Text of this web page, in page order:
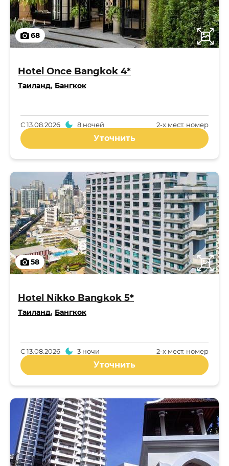
68
Hotel Once Bangkok 4*
Таиланд, Бангкок
2-x мест. номер
С13.08.2026 8 ночей
Уточнить
58
Hotel Nikko Bangkok 5*
Таиланд, Бангкок
2-x мест. номер
С13.08.2026 3 ночи
Уточнить